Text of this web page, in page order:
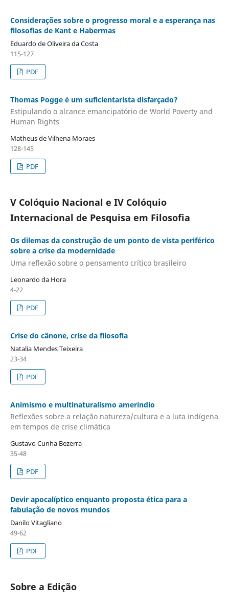
Considerações sobre o progresso moral e a esperança nas
filosofias de Kant e Habermas
Eduardo de Oliveira da Costa
115-127
PDF
Thomas Pogge é um suficientarista disfarçado?
Estipulando o alcance emancipatório de World Poverty and
Human Rights
Matheus de Vilhena Moraes
128-145
PDF
V Colóquio Nacional e IV Colóquio
Internacional de Pesquisa em Filosofia
Os dilemas da construção de um ponto de vista periférico
sobre a crise da modernidade
Uma reflexão sobre o pensamento crítico brasileiro
Leonardo da Hora
4-22
PDF
Crise do cânone, crise da filosofia
Natalia Mendes Teixeira
23-34
PDF
Animismo e multinaturalismo ameríndio
Reflexões sobre a relação natureza/cultura e a luta indígena
em tempos de crise climática
Gustavo Cunha Bezerra
35-48
PDF
Devir apocalíptico enquanto proposta ética para a
fabulação de novos mundos
Danilo Vitagliano
49-62
PDF
Sobre a Edição